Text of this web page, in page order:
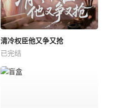
清冷权臣他又争又抢
已完结